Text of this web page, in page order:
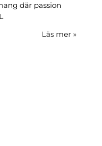
där passion
Läs mer »